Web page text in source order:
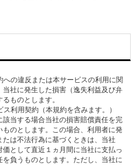
の違反または本サービスの利⽤に関
社に発⽣した損害（逸失利益及び弁
ものとします。
利⽤契約（本規約を含みます。）
当する場合当社の損害賠償責任を完
のとします。この場合、利⽤者に発
は不法⾏為に基づくときは、当社
として直近１ヵ⽉間に当社に⽀払っ
負うものとします。ただし、当社に